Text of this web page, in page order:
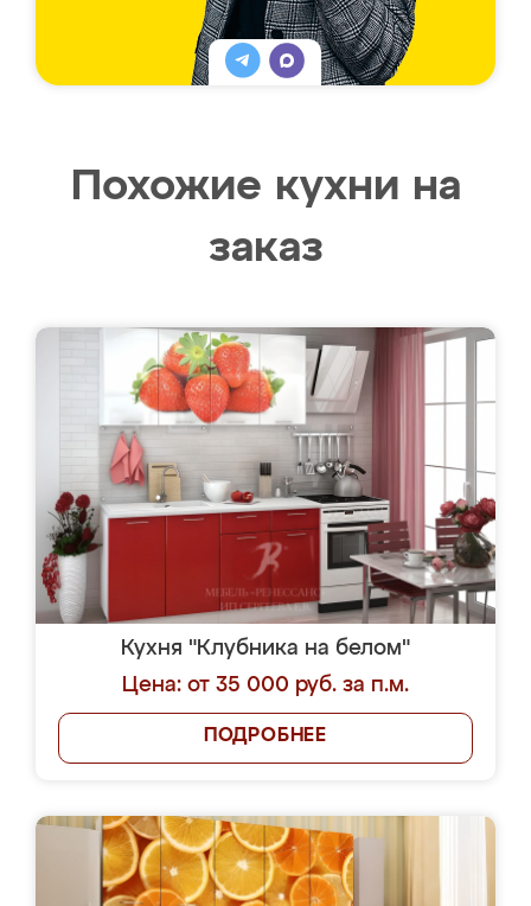
Похожие кухни на
заказ
Кухня "Клубника на белом"
Цена: от 35 000 руб. за п.м.
ПОДРОБНЕЕ